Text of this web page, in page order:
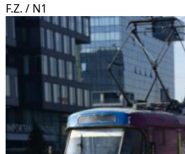
F.Z. / N1